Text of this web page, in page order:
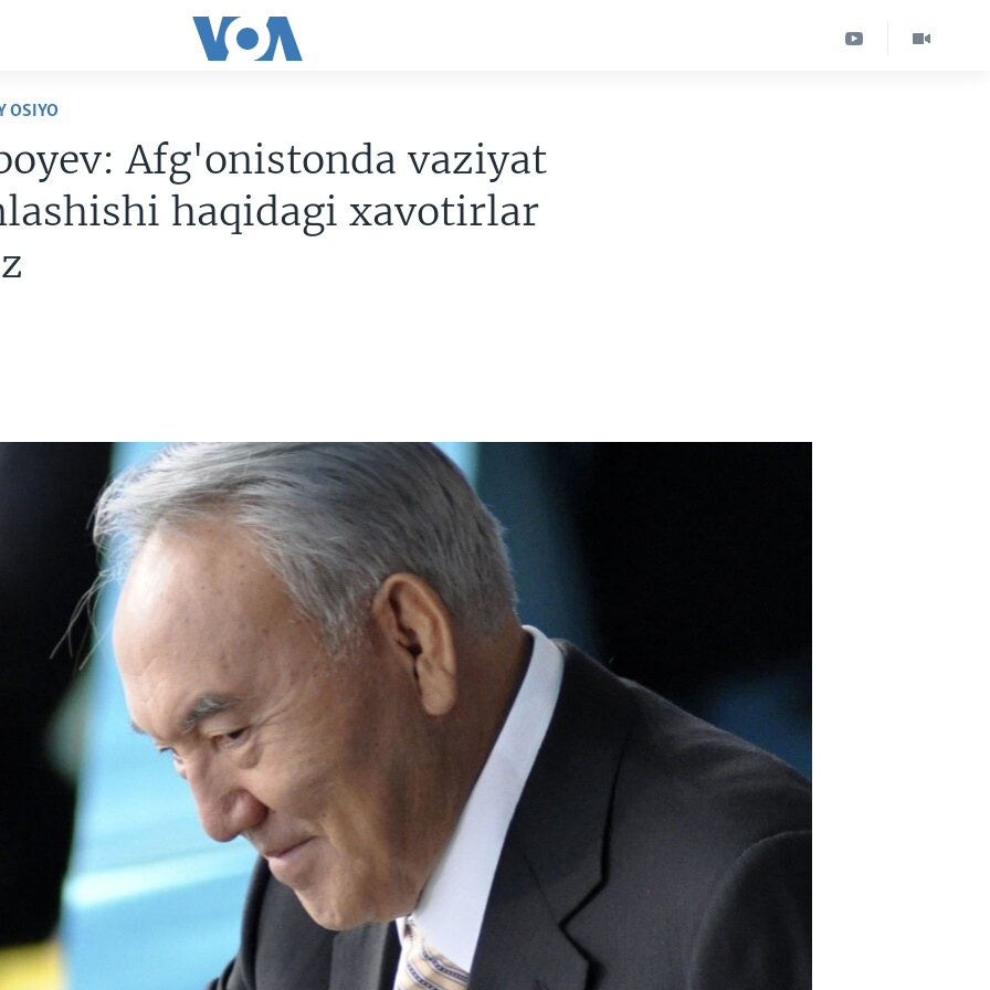
OSIYO
Afg'onistonda vaziyat
haqidagi xavotirlar